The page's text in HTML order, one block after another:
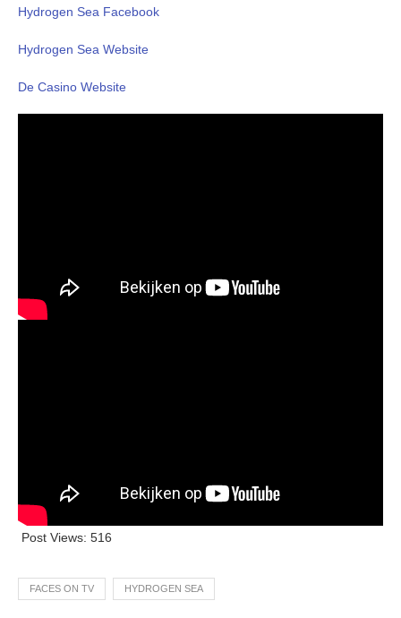
Hydrogen Sea Facebook
Hydrogen Sea Website
De Casino Website
Post Views: 516
FACES ON TV HYDROGEN SEA